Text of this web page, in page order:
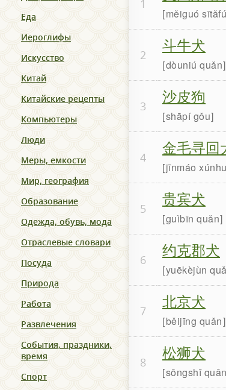
Еда
Иероглифы
Искусство
Китай
Китайские рецепты
Компьютеры
Люди
Меры, емкости
Мир, география
Образование
Одежда, обувь, мода
Отраслевые словари
Посуда
Природа
Работа
Развлечения
События, праздники,
время
Спорт
1
měiguó
2 斗牛犬
dòuniú quǎn
3 沙皮狗
shāpí gǒu
4 金毛寻回
jīnmáo
5 贵宾犬
guìbīn quǎn
6 约克郡犬
yuēkèjùn
7 北京犬
běijīng quǎn
8 松狮犬
sōngshī quǎn